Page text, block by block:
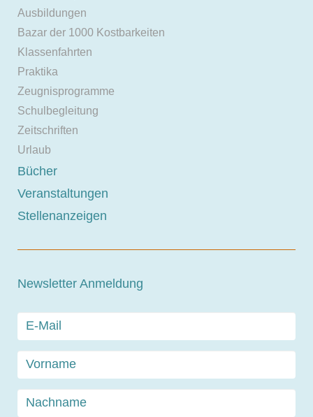
Ausbildungen
Bazar der 1000 Kostbarkeiten
Klassenfahrten
Praktika
Zeugnisprogramme
Schulbegleitung
Zeitschriften
Urlaub
Bücher
Veranstaltungen
Stellenanzeigen
Newsletter Anmeldung